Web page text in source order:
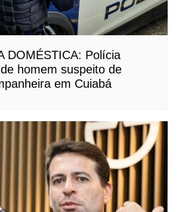
DOMÉSTICA: Polícia
homem suspeito de
em Cuiabá